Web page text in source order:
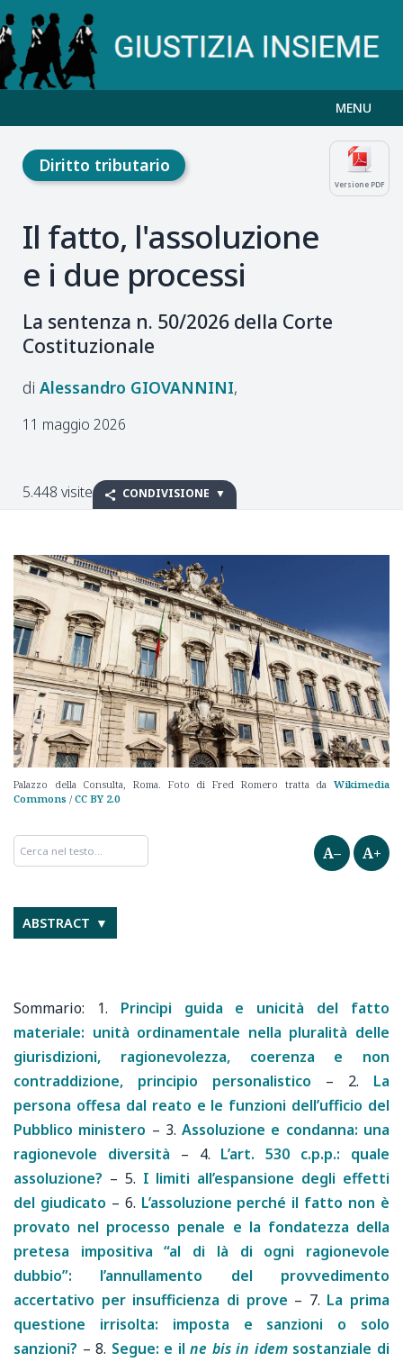
MENU
Versione PDF
Diritto tributario
Il fatto, l'assoluzione
e i due processi
La sentenza n. 50/2026 della Corte
Costituzionale
Alessandro GIOVANNINI
11 maggio 2026
5.448 visite CONDIVISIONE
Palazzo della Consulta, Roma. Foto di Fred Romero tratta da Wikimedia
Commons / CC BY 2.0
A– A+
ABSTRACT
1.
Princìpi guida e unicità del fatto
materiale: unità ordinamentale nella pluralità delle
giurisdizioni, ragionevolezza, coerenza e non
contraddizione, principio personalistico
– 2.
La
persona offesa dal reato e le funzioni dell’ufficio del
Pubblico ministero – 3. Assoluzione e condanna: una
ragionevole diversità
– 4. L’art. 530 c.p.p.: quale
assoluzione? – 5. I limiti all’espansione degli effetti
del giudicato – 6. L’assoluzione perché il fatto non è
provato nel processo penale e la fondatezza della
pretesa impositiva “al di là di ogni ragionevole
dubbio”: l’annullamento del provvedimento
accertativo per insufficienza di prove – 7. La prima
questione irrisolta: imposta e sanzioni o solo
sanzioni? – 8. Segue: e ilne bis in idemsostanziale di